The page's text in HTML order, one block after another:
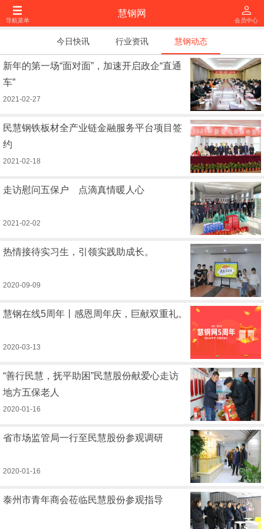
导航菜单
慧钢网
会员中心
今日快讯 行业资讯 慧钢动态
新年的第一场“面对面”，加速开启政企“直通
车”
2021-02-27
民慧钢铁板材全产业链金融服务平台项目签
约
2021-02-18
走访慰问五保户 点滴真情暖人心
2021-02-02
热情接待实习生，引领实践助成长。
2020-09-09
慧钢在线5周年丨感恩周年庆，巨献双重礼。
2020-03-13
“善行民慧，抚平助困”民慧股份献爱心走访
地方五保老人
2020-01-16
省市场监管局一行至民慧股份参观调研
2020-01-16
泰州市青年商会莅临民慧股份参观指导